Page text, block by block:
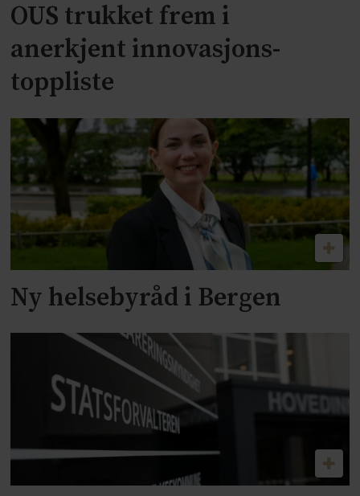
OUS trukket frem i
anerkjent innovasjons-
toppliste
Ny helsebyråd i Bergen